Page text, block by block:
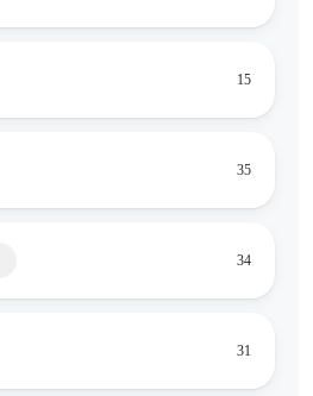
15
35
34
31